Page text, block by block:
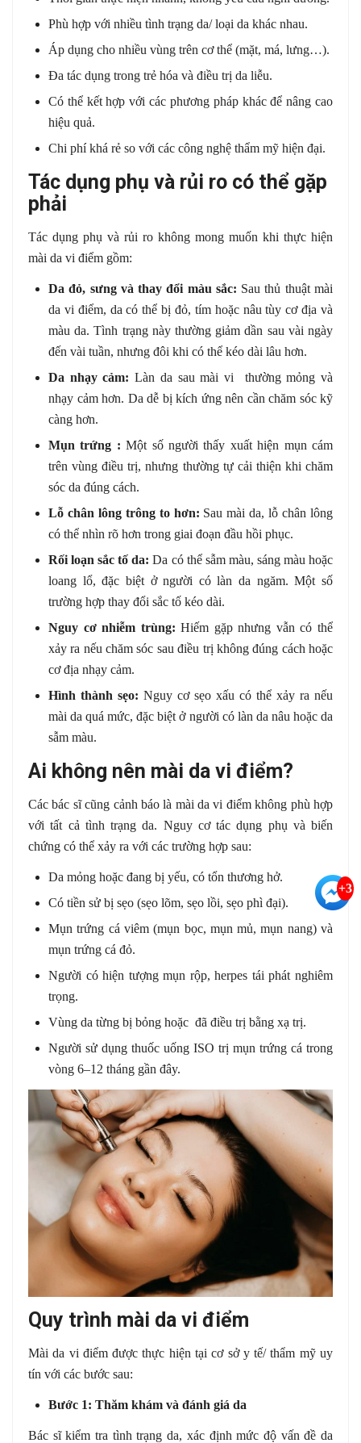
Phù hợp với nhiều tình trạng da/ loại da khác nhau.
Áp dụng cho nhiều vùng trên cơ thể (mặt, má, lưng…).
Đa tác dụng trong trẻ hóa và điều trị da liễu.
Có thể kết hợp với các phương pháp khác để nâng cao
hiệu quả.
Chi phí khá rẻ so với các công nghệ thẩm mỹ hiện đại.
Tác dụng phụ và rủi ro có thể gặp
phải
Tác dụng phụ và rủi ro không mong muốn khi thực hiện
mài da vi điểm gồm:
Da đỏ, sưng và thay đổi màu sắc: Sau thủ thuật mài
da vi điểm, da có thể bị đỏ, tím hoặc nâu tùy cơ địa và
màu da. Tình trạng này thường giảm dần sau vài ngày
đến vài tuần, nhưng đôi khi có thể kéo dài lâu hơn.
Da nhạy cảm: Làn da sau mài vi thường mỏng và
nhạy cảm hơn. Da dễ bị kích ứng nên cần chăm sóc kỹ
càng hơn.
Mụn trứng : Một số người thấy xuất hiện mụn cám
trên vùng điều trị, nhưng thường tự cải thiện khi chăm
sóc da đúng cách.
Lỗ chân lông trông to hơn: Sau mài da, lỗ chân lông
có thể nhìn rõ hơn trong giai đoạn đầu hồi phục.
Rối loạn sắc tố da: Da có thể sẫm màu, sáng màu hoặc
loang lổ, đặc biệt ở người có làn da ngăm. Một số
trường hợp thay đổi sắc tố kéo dài.
Nguy cơ nhiễm trùng: Hiếm gặp nhưng vẫn có thể
xảy ra nếu chăm sóc sau điều trị không đúng cách hoặc
cơ địa nhạy cảm.
Hình thành sẹo: Nguy cơ sẹo xấu có thể xảy ra nếu
mài da quá mức, đặc biệt ở người có làn da nâu hoặc da
sẫm màu.
Ai không nên mài da vi điểm?
Các bác sĩ cũng cảnh báo là mài da vi điểm không phù hợp
với tất cả tình trạng da. Nguy cơ tác dụng phụ và biến
chứng có thể xảy ra với các trường hợp sau:
Da mỏng hoặc đang bị yếu, có tổn thương hở.
Có tiền sử bị sẹo (sẹo lõm, sẹo lồi, sẹo phì đại).
Mụn trứng cá viêm (mụn bọc, mụn mủ, mụn nang) và
mụn trứng cá đỏ.
Người có hiện tượng mụn rộp, herpes tái phát nghiêm
trọng.
Vùng da từng bị bỏng hoặc đã điều trị bằng xạ trị.
Người sử dụng thuốc uống ISO trị mụn trứng cá trong
vòng 6–12 tháng gần đây.
Quy trình mài da vi điểm
Mài da vi điểm được thực hiện tại cơ sở y tế/ thẩm mỹ uy
tín với các bước sau:
Bước 1: Thăm khám và đánh giá da
Bác sĩ kiểm tra tình trạng da, xác định mức độ vấn đề da
+3